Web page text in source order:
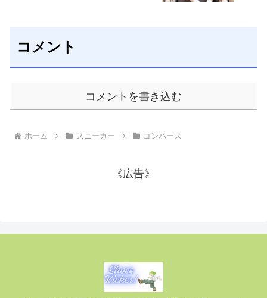
コメント
コメントを書き込む
ホーム スニーカー コンバース
《広告》